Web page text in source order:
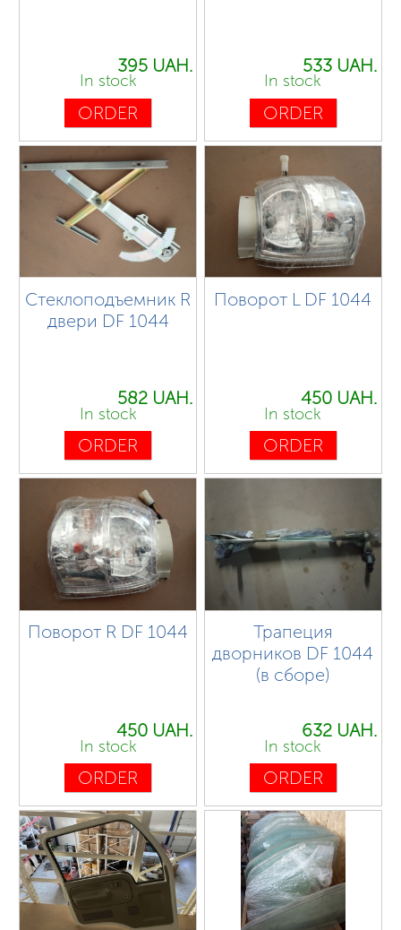
395 UAH.
In stock
ORDER
533 UAH.
In stock
ORDER
Стеклоподъемник R
двери DF 1044
582 UAH.
In stock
ORDER
Поворот L DF 1044
450 UAH.
In stock
ORDER
Поворот R DF 1044
450 UAH.
In stock
ORDER
Трапеция
дворников DF 1044
(в сборе)
632 UAH.
In stock
ORDER